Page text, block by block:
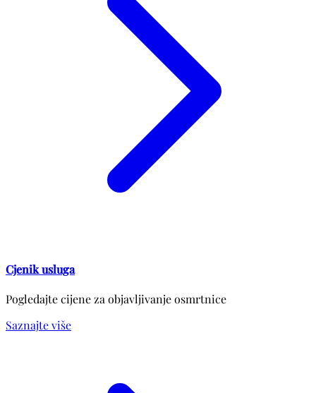
Cjenik usluga
Pogledajte cijene za objavljivanje osmrtnice
Saznajte više